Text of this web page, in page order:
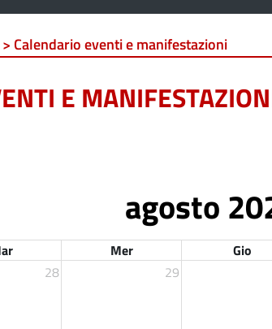
Calendario eventi e manifestazioni
E
agosto
Mer Gio
28 29